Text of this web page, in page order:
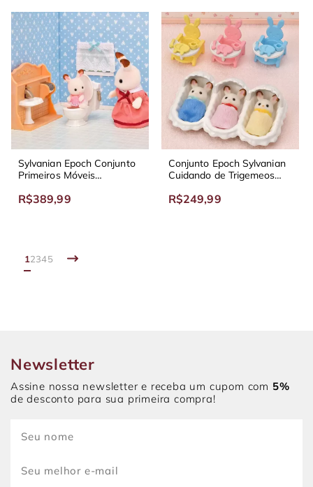
Sylvanian Epoch Conjunto
Primeiros Móveis
R$389,99
Conjunto Epoch Sylvanian
Cuidando de Trigemeos
R$249,99
12345
Newsletter
Assine nossa newsletter e receba um cupom com 5%
de desconto para sua primeira compra!